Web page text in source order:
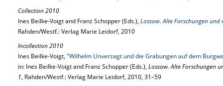
Collection 2010
Ines Beilke-Voigt and Franz Schopper (Eds.), Lossow. Alte Forschungen
Rahden/Westf.: Verlag Marie Leidorf, 2010
Incollection 2010
Ines Beilke-Voigt, "Wilhelm Unverzagt und die Grabungen auf dem
in: Ines Beilke-Voigt and Franz Schopper (Eds.), Lossow. Alte Forschungen
1, Rahden/Westf.: Verlag Marie Leidorf, 2010, 31–59